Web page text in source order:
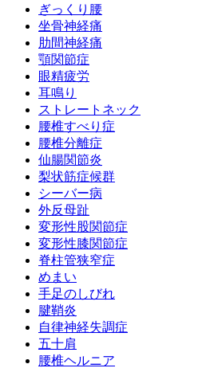
ぎっくり腰
坐骨神経痛
肋間神経痛
顎関節症
眼精疲労
耳鳴り
ストレートネック
腰椎すべり症
腰椎分離症
仙腸関節炎
梨状筋症候群
シーバー病
外反母趾
変形性股関節症
変形性膝関節症
脊柱管狭窄症
めまい
手足のしびれ
腱鞘炎
自律神経失調症
五十肩
腰椎ヘルニア